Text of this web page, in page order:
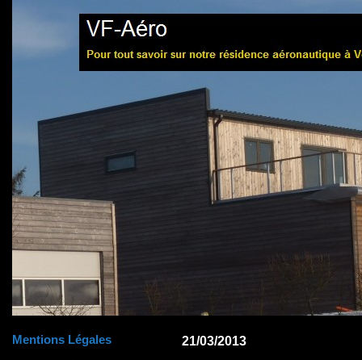
Mentions Légales 21/03/2013